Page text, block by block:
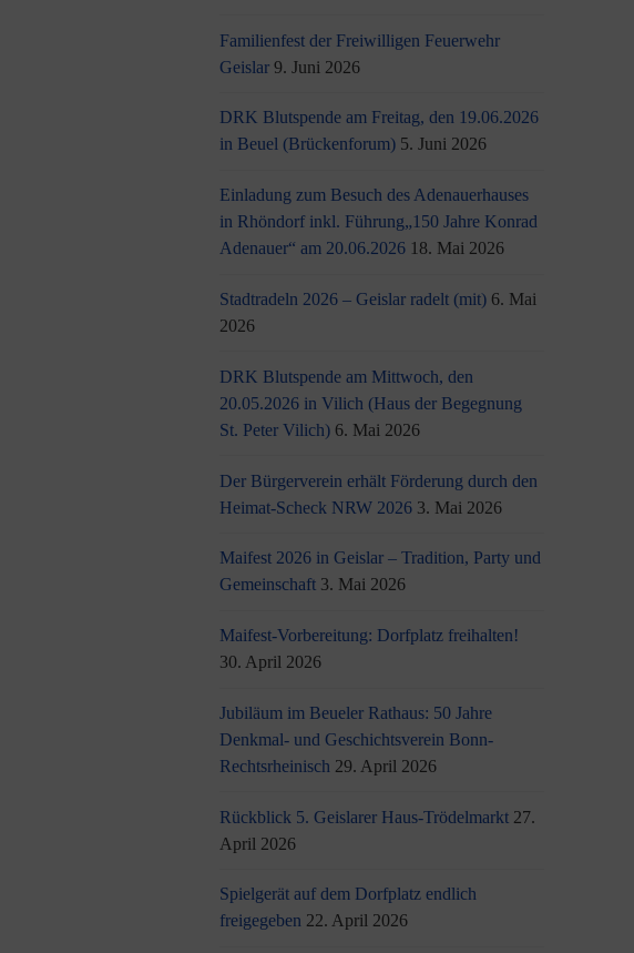
Familienfest der Freiwilligen Feuerwehr
Geislar 9. Juni 2026
DRK Blutspende am Freitag, den 19.06.2026
in Beuel (Brückenforum) 5. Juni 2026
Einladung zum Besuch des Adenauerhauses
in Rhöndorf inkl. Führung„150 Jahre Konrad
Adenauer“ am 20.06.2026 18. Mai 2026
Stadtradeln 2026 – Geislar radelt (mit) 6. Mai
2026
DRK Blutspende am Mittwoch, den
20.05.2026 in Vilich (Haus der Begegnung
St. Peter Vilich) 6. Mai 2026
Der Bürgerverein erhält Förderung durch den
Heimat-Scheck NRW 2026 3. Mai 2026
Maifest 2026 in Geislar – Tradition, Party und
Gemeinschaft 3. Mai 2026
Maifest-Vorbereitung: Dorfplatz freihalten!
30. April 2026
Jubiläum im Beueler Rathaus: 50 Jahre
Denkmal- und Geschichtsverein Bonn-
Rechtsrheinisch 29. April 2026
Rückblick 5. Geislarer Haus-Trödelmarkt 27.
April 2026
Spielgerät auf dem Dorfplatz endlich
freigegeben 22. April 2026